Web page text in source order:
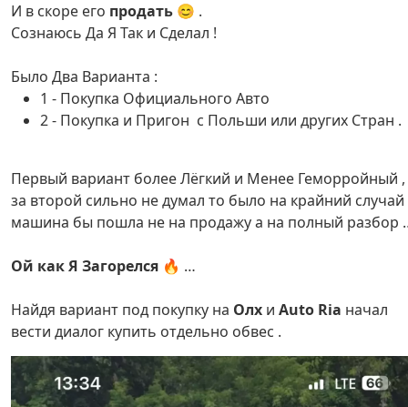
И в скоре его продать 😊 .
Сознаюсь Да Я Так и Сделал !
Было Два Варианта :
1 - Покупка Официального Авто
2 - Покупка и Пригон с Польши или других Стран .
Первый вариант более Лёгкий и Менее Геморройный ,
за второй сильно не думал то было на крайний случай
машина бы пошла не на продажу а на полный разбор
Ой как Я Загорелся 🔥 …
Найдя вариант под покупку на Олх и Auto Ria начал
вести диалог купить отдельно обвес .